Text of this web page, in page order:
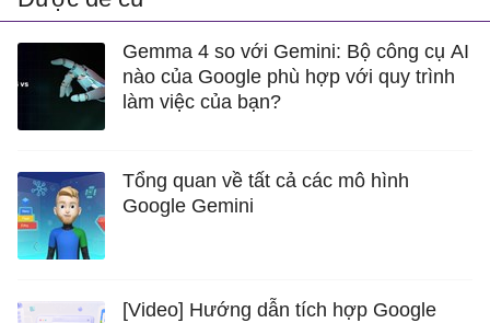
Gemma 4 so với Gemini: Bộ công cụ AI
nào của Google phù hợp với quy trình
làm việc của bạn?
Tổng quan về tất cả các mô hình
Google Gemini
[Video] Hướng dẫn tích hợp Google